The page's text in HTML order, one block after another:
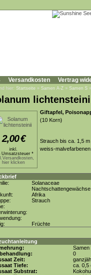
Versandkosten Vertrag
hier: Startseite » Samen A-Z » Samen S
2,00€
inkl.
Umsatzsteuer *
hier klicken
Giftapfel,
(10 Korn)
Strauch bis ca. 1,5
weiss-
Solanaceae
Nachtschattengewächse
Afrika
Strauch
Früchte
Samen
0
Zeit:
Tiefe:
ca. 0,5
Substrat: